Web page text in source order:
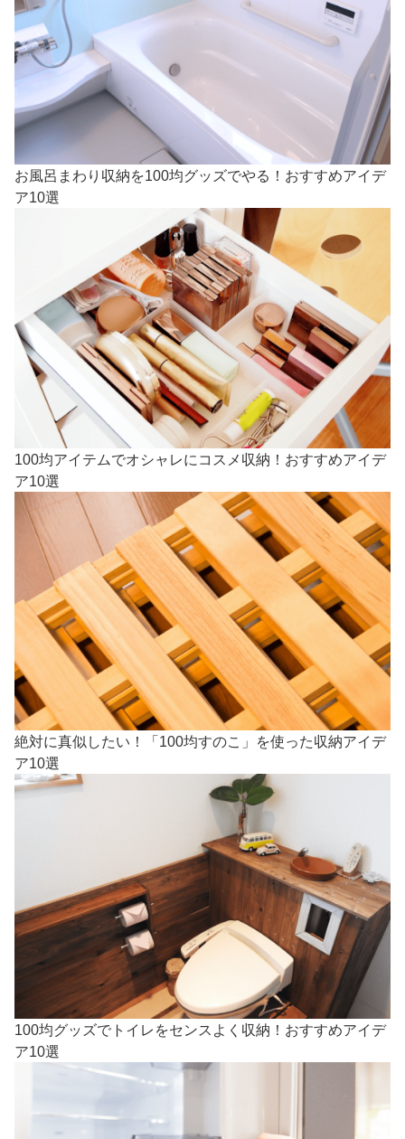
お風呂まわり収納を100均グッズでやる！おすすめアイデ
ア10選
100均アイテムでオシャレにコスメ収納！おすすめアイデ
ア10選
絶対に真似したい！「100均すのこ」を使った収納アイデ
ア10選
100均グッズでトイレをセンスよく収納！おすすめアイデ
ア10選